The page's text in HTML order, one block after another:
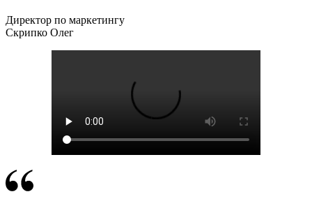
Директор по маркетингу
Скрипко Олег